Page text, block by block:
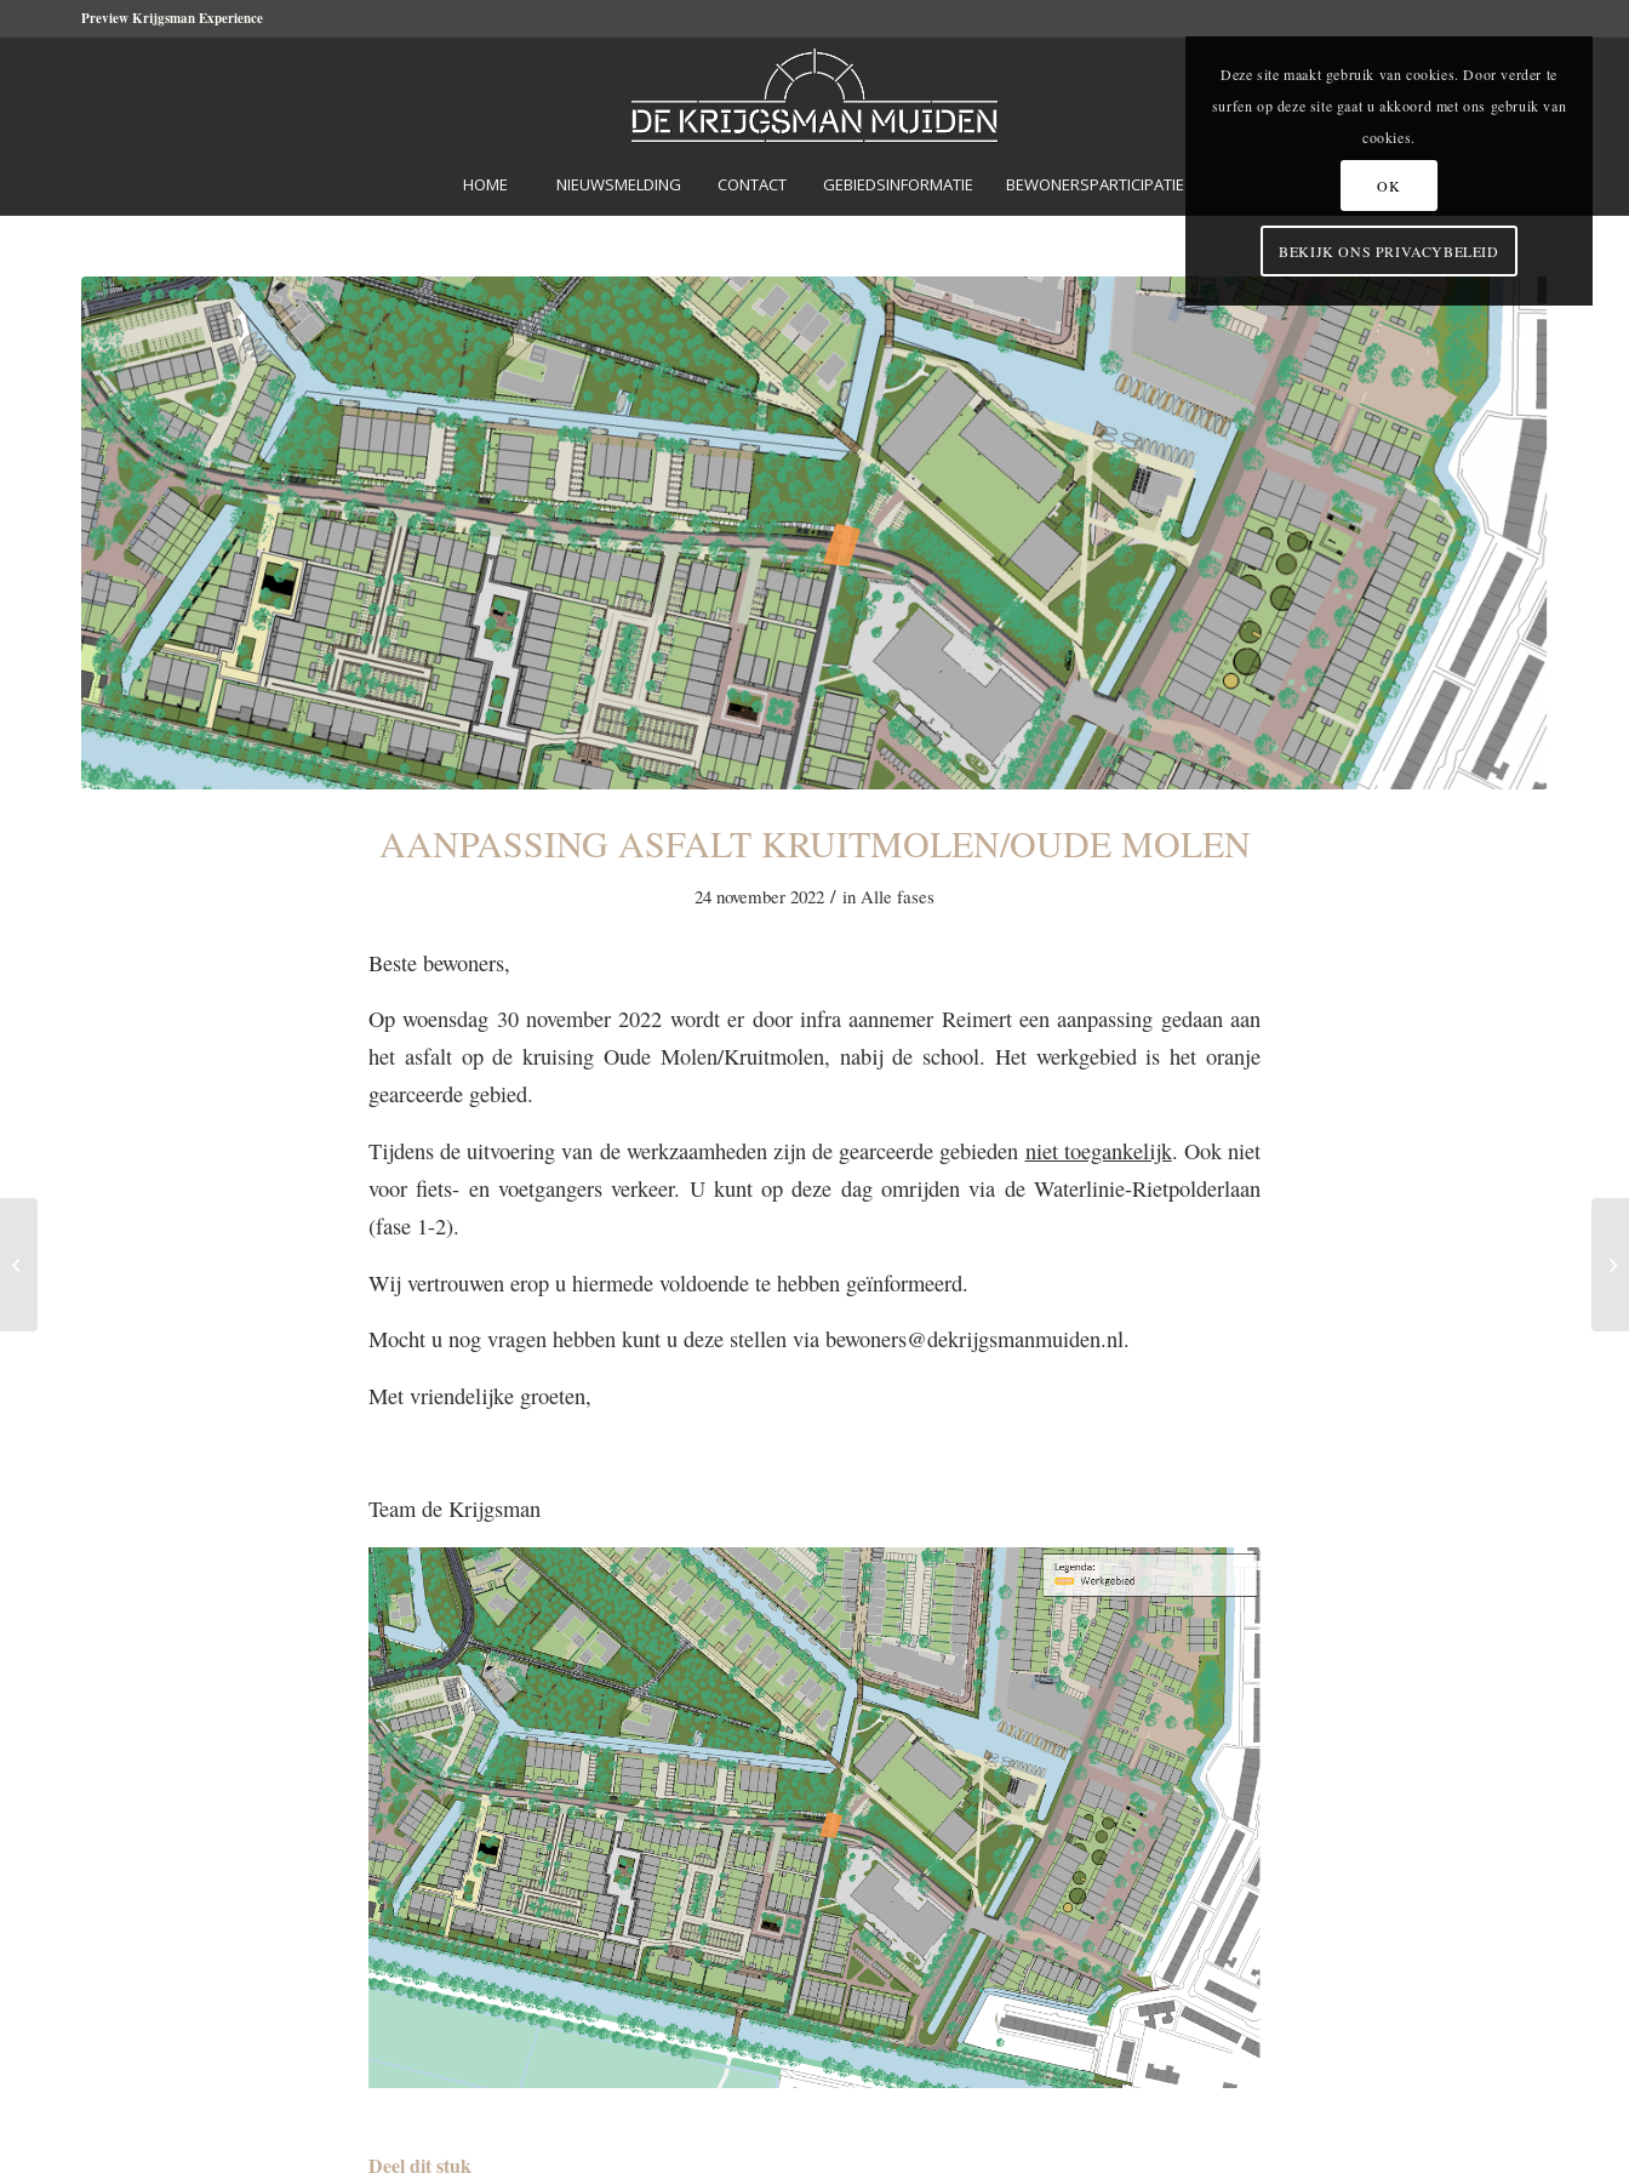
Preview Krijgsman Experience
HOME NIEUWSMELDING CONTACT GEBIEDSINFORMATIE BEWONERSPARTICIPATIE
AANPASSING ASFALT KRUITMOLEN/OUDE MOLEN
24 november 2022 / in Alle fases
Beste bewoners,
Op woensdag 30 november 2022 wordt er door infra aannemer Reimert een aanpassing gedaan aan
het asfalt op de kruising Oude Molen/Kruitmolen, nabij de school. Het werkgebied is het oranje
gearceerde gebied.
Tijdens de uitvoering van de werkzaamheden zijn de gearceerde gebieden niet toegankelijk. Ook niet
voor fiets- en voetgangers verkeer. U kunt op deze dag omrijden via de Waterlinie-Rietpolderlaan
(fase 1-2).
Wij vertrouwen erop u hiermede voldoende te hebben geïnformeerd.
Mocht u nog vragen hebben kunt u deze stellen via bewoners@dekrijgsmanmuiden.nl.
Met vriendelijke groeten,
Team de Krijgsman
Deel dit stuk
Deze site maakt gebruik van cookies. Door verder te
surfen op deze site gaat u akkoord met ons gebruik van
cookies.
OK
BEKIJK ONS PRIVACYBELEID